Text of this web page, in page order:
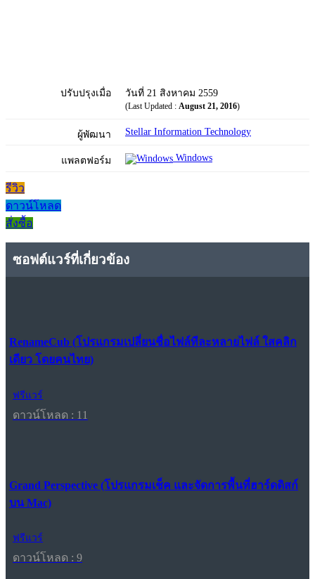
ปรับปรุงเมื่อ วันที่ 21 สิงหาคม 2559
(Last Updated : August 21, 2016)
ผู้พัฒนา Stellar Information Technology
แพลตฟอร์ม Windows
รีวิว
ดาวน์โหลด
สั่งซื้อ
ซอฟต์แวร์ที่เกี่ยวข้อง
RenameCub (โปรแกรมเปลี่ยนชื่อไฟล์ทีละหลายไฟล์ ใสคลิก
เดียว โดยคนไทย)
ฟรีแวร์
ดาวน์โหลด : 11
Grand Perspective (โปรแกรมเช็ค และจัดการพื้นที่ฮาร์ดดิสก์
บน Mac)
ฟรีแวร์
ดาวน์โหลด : 9